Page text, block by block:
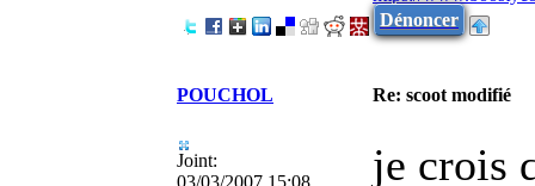
Dénoncer
POUCHOL Re: scoot modifié
Joint:
03/03/2007 15:08
je crois